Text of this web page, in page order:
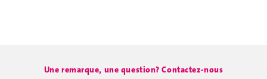
Une remarque, une question? Contactez-nous